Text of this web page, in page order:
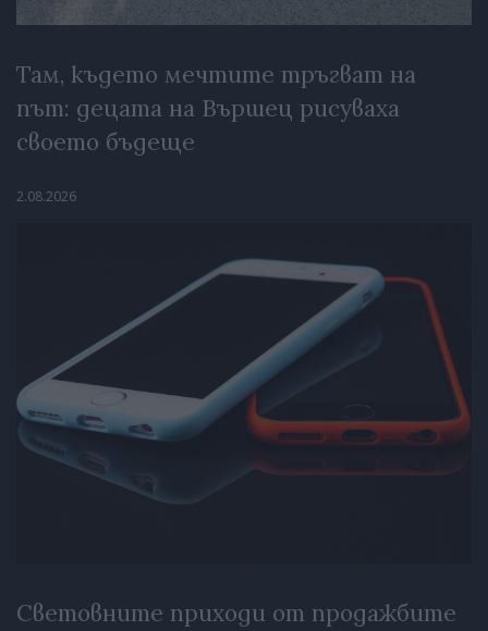
Там, където мечтите тръгват на
път: децата на Вършец рисуваха
своето бъдеще
2.08.2026
Световните приходи от продажбите